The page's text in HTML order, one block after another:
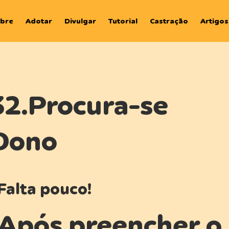
Adotar Divulgar Tutorial Castração Artigos
se
pouco!